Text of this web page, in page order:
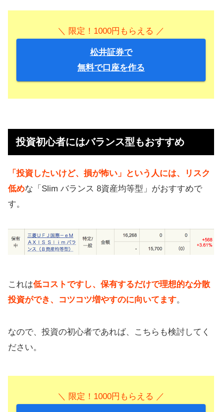
＼ 限定！1000円もらえる ／
松井証券で
無料で口座を作る
投資初心者にはバランス型もおすすめ
「投資したいけど、損が怖い」という人には、リスク
低めな「Slim バランス 8資産均等型」がおすすめで
す。
これは低コストですし、保有するだけで理想的な分散
投資ができ、コツコツ増やすのに向いてます。
なので、投資の初心者であれば、こちらも検討してく
ださい。
＼ 限定！1000円もらえる ／